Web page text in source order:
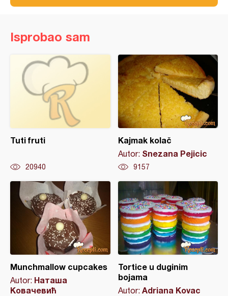
Isprobao sam
Tuti fruti
20940
Kajmak kolač
Autor: Snezana Pejicic
9157
Munchmallow cupcakes
Autor: Наташа
Ковачевић
Tortice u duginim
bojama
Autor: Adriana Kovac